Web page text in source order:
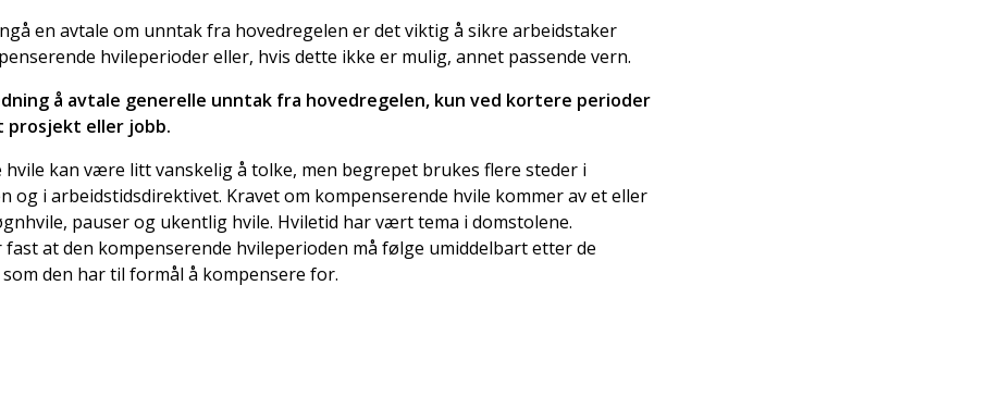
en avtale om unntak fra hovedregelen er det viktig å sikre arbeidstaker
hvileperioder eller, hvis dette ikke er mulig, annet passende vern.
å avtale generelle unntak fra hovedregelen, kun ved kortere perioder
prosjekt eller jobb.
hvile kan være litt vanskelig å tolke, men begrepet brukes flere steder i
og i arbeidstidsdirektivet. Kravet om kompenserende hvile kommer av et eller
pauser og ukentlig hvile. Hviletid har vært tema i domstolene.
fast at den kompenserende hvileperioden må følge umiddelbart etter de
den har til formål å kompensere for.